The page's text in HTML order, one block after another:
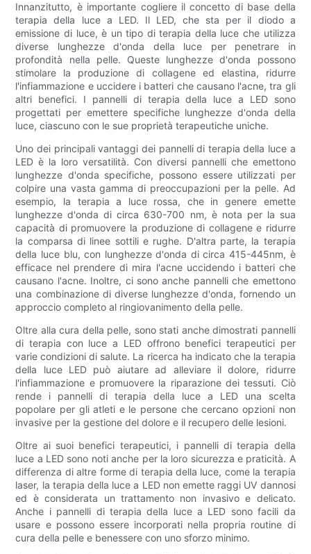
Innanzitutto, è importante cogliere il concetto di base della
terapia della luce a LED. Il LED, che sta per il diodo a
emissione di luce, è un tipo di terapia della luce che utilizza
diverse lunghezze d'onda della luce per penetrare in
profondità nella pelle. Queste lunghezze d'onda possono
stimolare la produzione di collagene ed elastina, ridurre
l'infiammazione e uccidere i batteri che causano l'acne, tra gli
altri benefici. I pannelli di terapia della luce a LED sono
progettati per emettere specifiche lunghezze d'onda della
luce, ciascuno con le sue proprietà terapeutiche uniche.
Uno dei principali vantaggi dei pannelli di terapia della luce a
LED è la loro versatilità. Con diversi pannelli che emettono
lunghezze d'onda specifiche, possono essere utilizzati per
colpire una vasta gamma di preoccupazioni per la pelle. Ad
esempio, la terapia a luce rossa, che in genere emette
lunghezze d'onda di circa 630-700 nm, è nota per la sua
capacità di promuovere la produzione di collagene e ridurre
la comparsa di linee sottili e rughe. D'altra parte, la terapia
della luce blu, con lunghezze d'onda di circa 415-445nm, è
efficace nel prendere di mira l'acne uccidendo i batteri che
causano l'acne. Inoltre, ci sono anche pannelli che emettono
una combinazione di diverse lunghezze d'onda, fornendo un
approccio completo al ringiovanimento della pelle.
Oltre alla cura della pelle, sono stati anche dimostrati pannelli
di terapia con luce a LED offrono benefici terapeutici per
varie condizioni di salute. La ricerca ha indicato che la terapia
della luce LED può aiutare ad alleviare il dolore, ridurre
l'infiammazione e promuovere la riparazione dei tessuti. Ciò
rende i pannelli di terapia della luce a LED una scelta
popolare per gli atleti e le persone che cercano opzioni non
invasive per la gestione del dolore e il recupero delle lesioni.
Oltre ai suoi benefici terapeutici, i pannelli di terapia della
luce a LED sono noti anche per la loro sicurezza e praticità. A
differenza di altre forme di terapia della luce, come la terapia
laser, la terapia della luce a LED non emette raggi UV dannosi
ed è considerata un trattamento non invasivo e delicato.
Anche i pannelli di terapia della luce a LED sono facili da
usare e possono essere incorporati nella propria routine di
cura della pelle e benessere con uno sforzo minimo.